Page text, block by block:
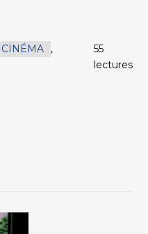
CINÉMA
,
55
lectures